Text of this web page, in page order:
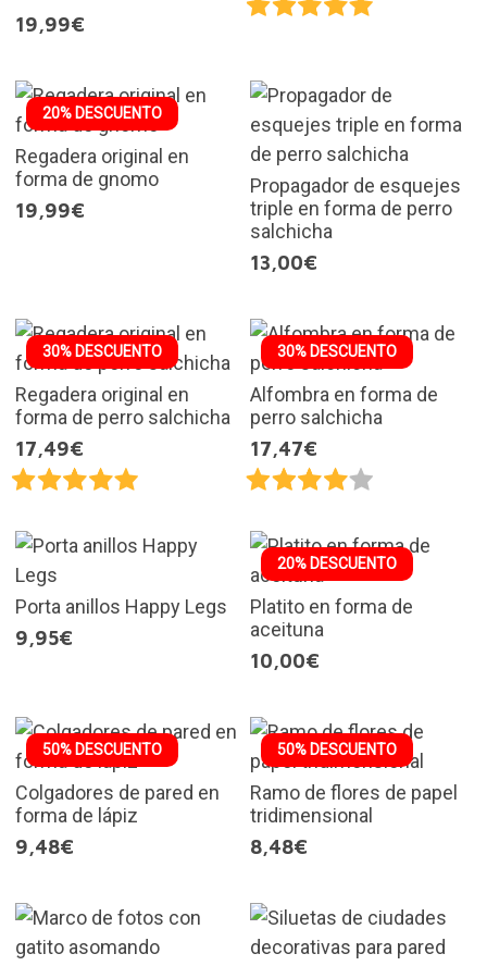
19,99€
20% DESCUENTO
Regadera original en
forma de gnomo
19,99€
Propagador de esquejes
triple en forma de perro
salchicha
13,00€
30% DESCUENTO
Regadera original en
forma de perro salchicha
17,49€
30% DESCUENTO
Alfombra en forma de
perro salchicha
17,47€
Porta anillos Happy Legs
9,95€
20% DESCUENTO
Platito en forma de
aceituna
10,00€
50% DESCUENTO
Colgadores de pared en
forma de lápiz
9,48€
50% DESCUENTO
Ramo de flores de papel
tridimensional
8,48€